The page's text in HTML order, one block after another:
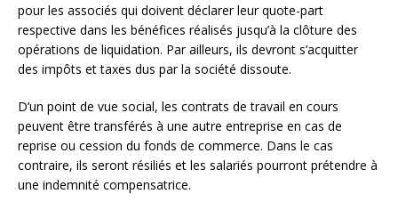
pour les associés qui doivent déclarer leur quote-part
respective dans les bénéfices réalisés jusqu’à la clôture des
opérations de liquidation. Par ailleurs, ils devront s’acquitter
des impôts et taxes dus par la société dissoute.
D’un point de vue social, les contrats de travail en cours
peuvent être transférés à une autre entreprise en cas de
reprise ou cession du fonds de commerce. Dans le cas
contraire, ils seront résiliés et les salariés pourront prétendre à
une indemnité compensatrice.